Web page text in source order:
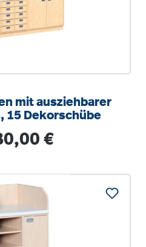
mit ausziehbarer
15 Dekorschübe
Preis:€